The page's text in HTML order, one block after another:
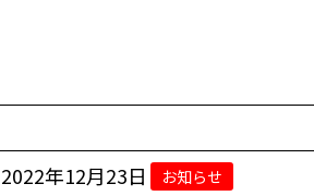
2022年12月23日 お知らせ